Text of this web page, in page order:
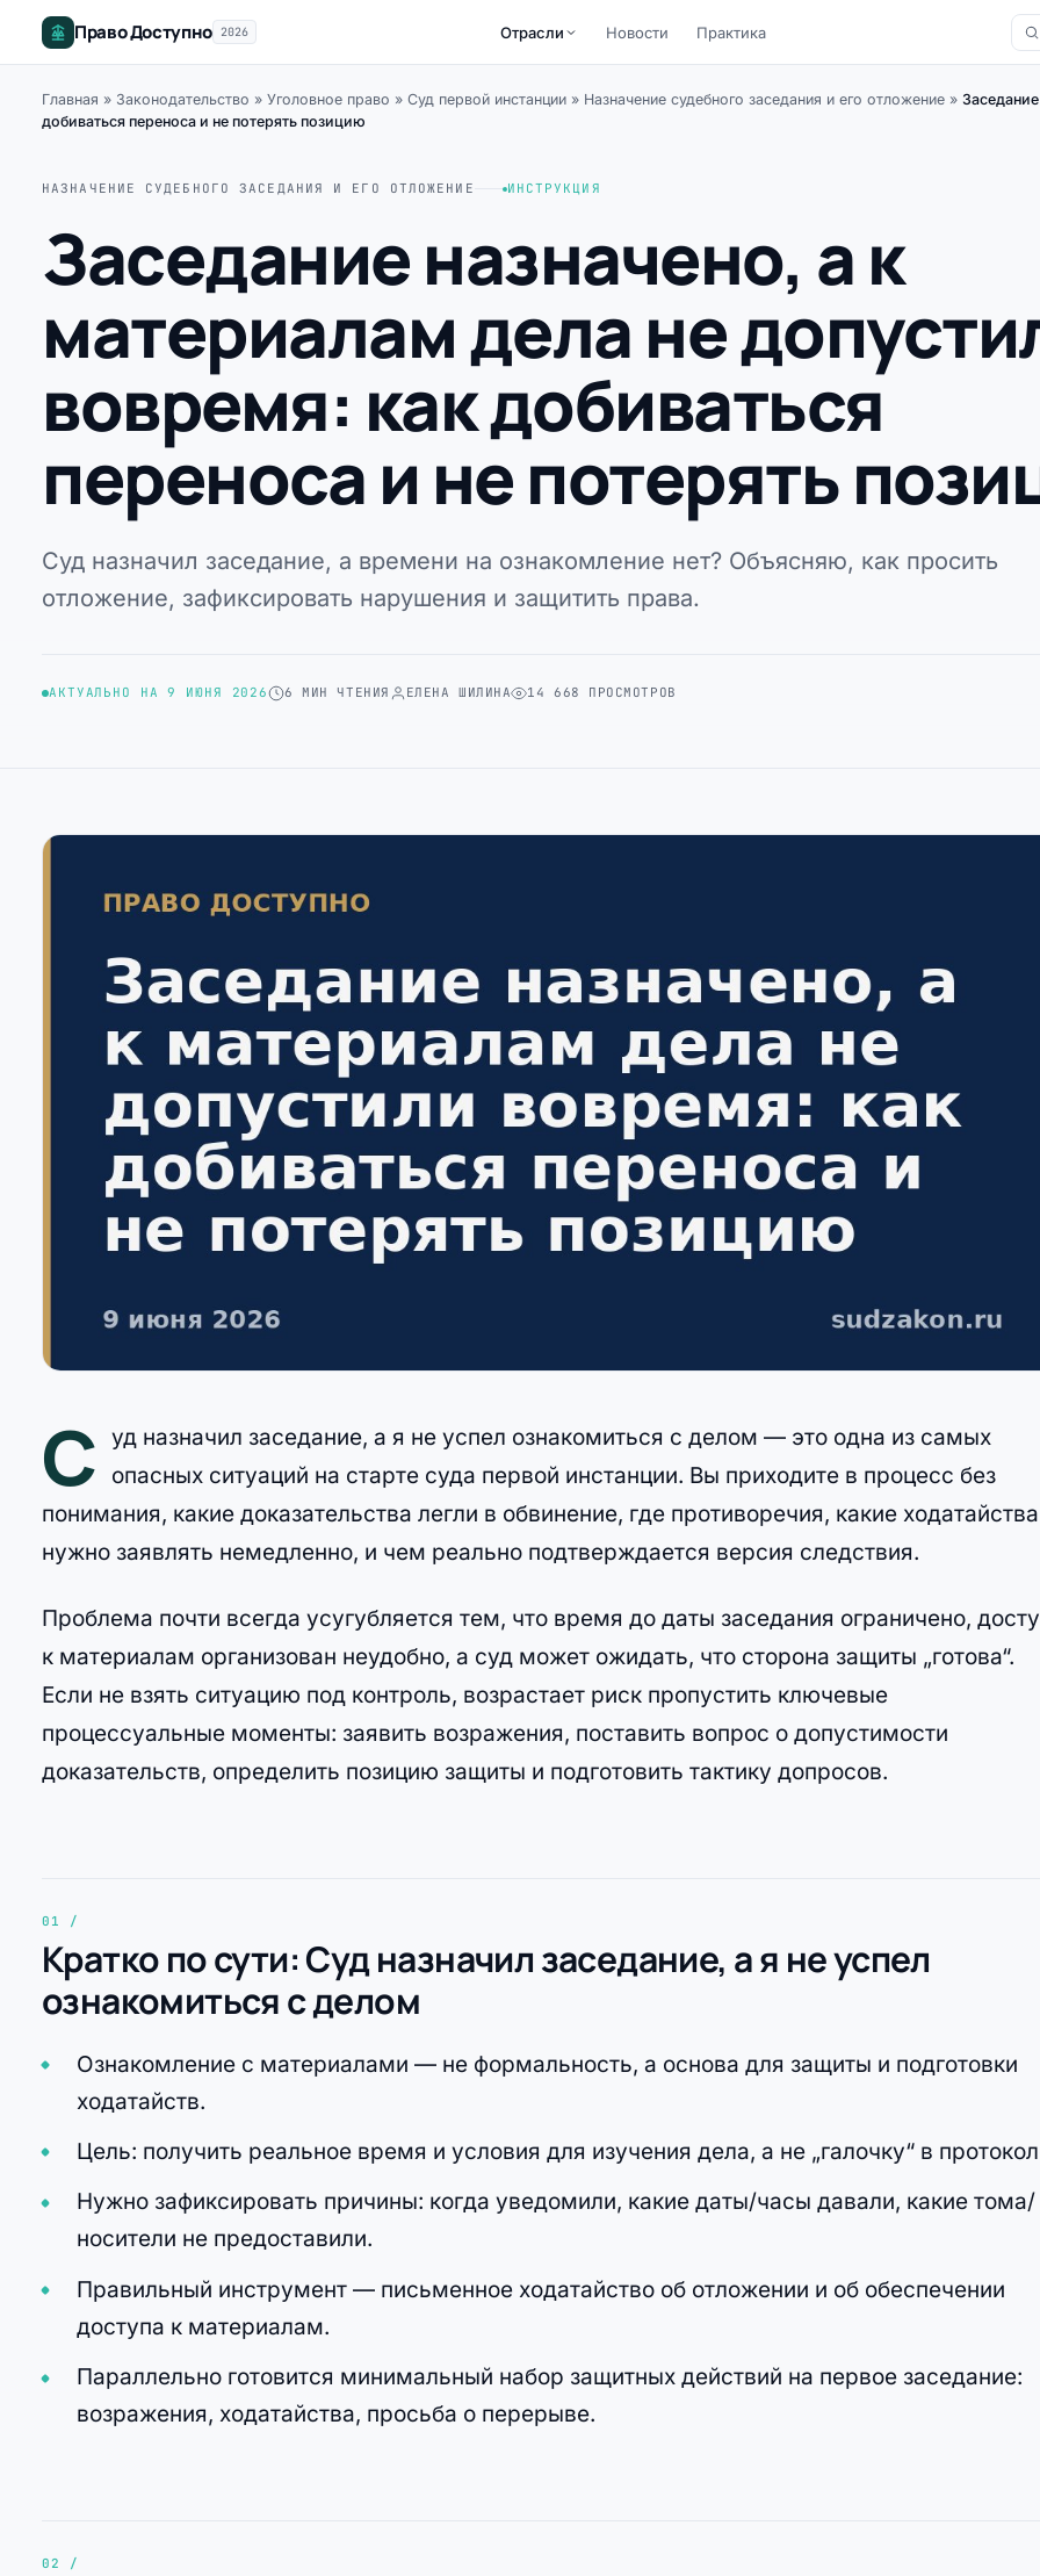
Право Доступно 2026 Отрасли Новости Практика
Главная » Законодательство » Уголовное право » Суд первой инстанции » Назначение судебного заседания и его отложение »
добиваться переноса и не потерять позицию
НАЗНАЧЕНИЕ СУДЕБНОГО ЗАСЕДАНИЯ И ЕГО ОТЛОЖЕНИЕ ИНСТРУКЦИЯ
Заседание назначено, а к
материалам дела не
вовремя: как добиваться
переноса и не потерять
Суд назначил заседание, а времени на ознакомление нет? Объясняю, как просить
отложение, зафиксировать нарушения и защитить права.
АКТУАЛЬНО НА 9 ИЮНЯ 2026 6 МИН ЧТЕНИЯ ЕЛЕНА ШИЛИНА 14 668 ПРОСМОТРОВ
С
уд назначил заседание, а я не успел ознакомиться с делом — это одна из самых
опасных ситуаций на старте суда первой инстанции. Вы приходите в процесс без
понимания, какие доказательства легли в обвинение, где противоречия, какие ходатайства
нужно заявлять немедленно, и чем реально подтверждается версия следствия.
Проблема почти всегда усугубляется тем, что время до даты заседания ограничено,
к материалам организован неудобно, а суд может ожидать, что сторона защиты „готова“.
Если не взять ситуацию под контроль, возрастает риск пропустить ключевые
процессуальные моменты: заявить возражения, поставить вопрос о допустимости
доказательств, определить позицию защиты и подготовить тактику допросов.
Кратко по сути: Суд назначил заседание, а я не успел
ознакомиться с делом
Ознакомление с материалами — не формальность, а основа для защиты и подготовки
ходатайств.
Цель: получить реальное время и условия для изучения дела, а не „галочку“ в
Нужно зафиксировать причины: когда уведомили, какие даты/часы давали, какие тома/
носители не предоставили.
Правильный инструмент — письменное ходатайство об отложении и об обеспечении
доступа к материалам.
Параллельно готовится минимальный набор защитных действий на первое заседание:
возражения, ходатайства, просьба о перерыве.